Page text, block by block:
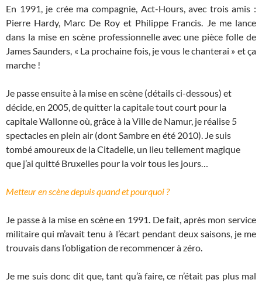
En 1991, je crée ma compagnie, Act-Hours, avec trois amis :
Pierre Hardy, Marc De Roy et Philippe Francis. Je me lance
dans la mise en scène professionnelle avec une pièce folle de
James Saunders, « La prochaine fois, je vous le chanterai » et ça
marche !
Je passe ensuite à la mise en scène (détails ci-dessous) et
décide, en 2005, de quitter la capitale tout court pour la
capitale Wallonne où, grâce à la Ville de Namur, je réalise 5
spectacles en plein air (dont Sambre en été 2010). Je suis
tombé amoureux de la Citadelle, un lieu tellement magique
que j’ai quitté Bruxelles pour la voir tous les jours…
Metteur en scène depuis quand et pourquoi ?
Je passe à la mise en scène en 1991. De fait, après mon service
militaire qui m’avait tenu à l’écart pendant deux saisons, je me
trouvais dans l’obligation de recommencer à zéro.
Je me suis donc dit que, tant qu’à faire, ce n’était pas plus mal